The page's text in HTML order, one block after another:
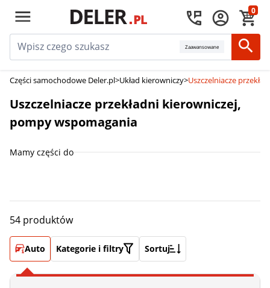
0
Zaawansowane
Części samochodowe Deler.pl>Układ kierowniczy>Uszczelniacze
Uszczelniacze przekładni kierowniczej,
pompy wspomagania
Mamy części do
54 produktów
Auto Kategorie i filtry Sortuj